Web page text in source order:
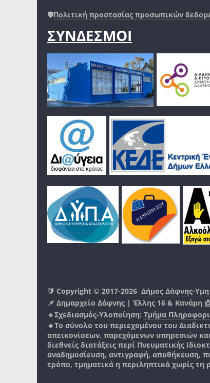
🛡️Πολιτική προστασίας προσωπικών
ΣΥΝΔΕΣΜΟΙ
🔰 Copyright © 2017-2026 Δήμος Δάφνης-
📌 Δημαρχείο Δάφνης | Έλλης 16 & Κανάρη
🔹Σχεδιασμός-Υλοποίηση: Τμήμα
🔸Το σύνολο του περιεχομένου του
απεικονίσεων, παρεχόμενων υπηρεσιών
διεθνείς διατάξεις περί Πνευματικής
αναδημοσίευση, αντιγραφή, αποθήκευση,
τρόπο, τμηματικά η περιληπτικά χωρίς